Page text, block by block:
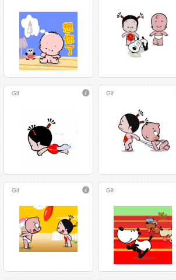
Gif Gif
Gif Gif